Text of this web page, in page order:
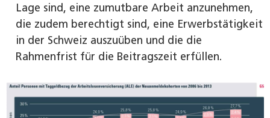
Lage sind, eine zumutbare Arbeit anzunehmen,
die zudem berechtigt sind, eine Erwerbstätigkeit
in der Schweiz auszuüben und die die
Rahmenfrist für die Beitragszeit erfüllen.